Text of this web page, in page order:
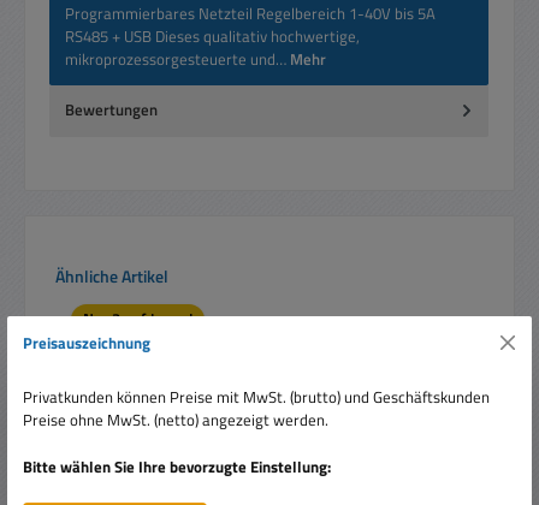
Programmierbares Netzteil Regelbereich 1-40V bis 5A
RS485 + USB Dieses qualitativ hochwertige,
mikroprozessorgesteuerte und… Mehr
Bewertungen
Produktgalerie überspringen
Ähnliche Artikel
Nur 3 auf Lager!
Preisauszeichnung
Privatkunden können Preise mit MwSt. (brutto) und Geschäftskunden
Preise ohne MwSt. (netto) angezeigt werden.
Bitte wählen Sie Ihre bevorzugte Einstellung: